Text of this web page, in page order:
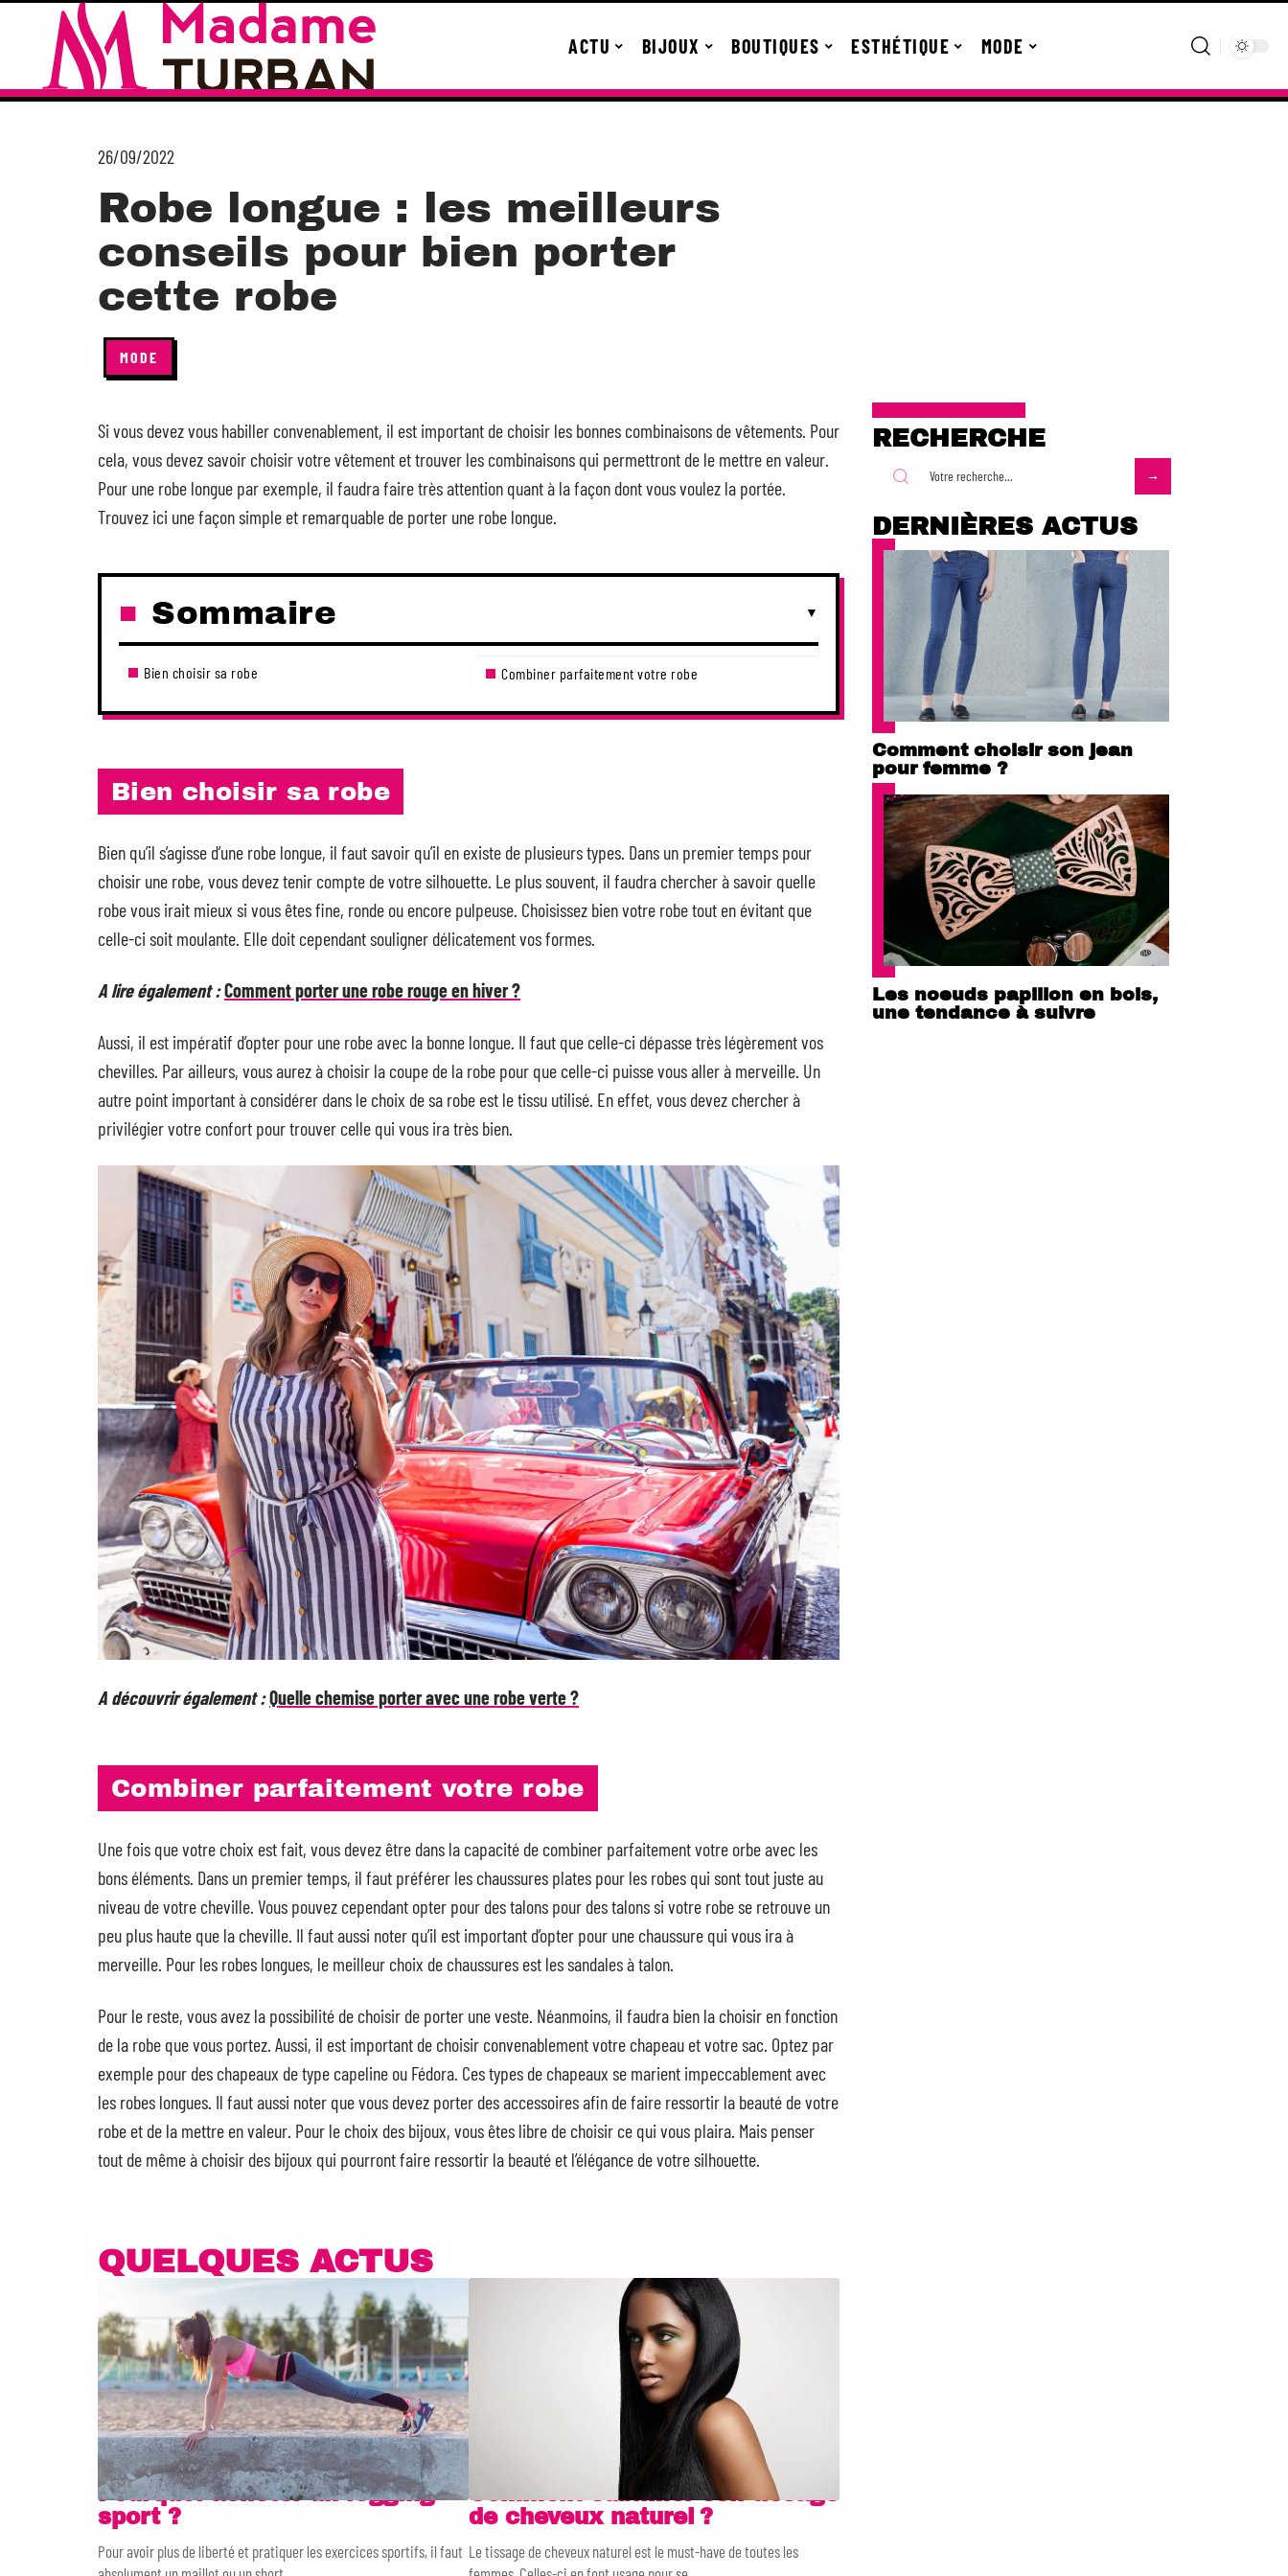
ACTU BIJOUX BOUTIQUES ESTHÉTIQUE MODE
26/09/2022
Robe longue : les meilleurs
conseils pour bien porter
cette robe
MODE
Si vous devez vous habiller convenablement, il est important de choisir les bonnes combinaisons de vêtements. Pour
cela, vous devez savoir choisir votre vêtement et trouver les combinaisons qui permettront de le mettre en valeur.
Pour une robe longue par exemple, il faudra faire très attention quant à la façon dont vous voulez la portée.
Trouvez ici une façon simple et remarquable de porter une robe longue.
Sommaire
Bien choisir sa robe Combiner parfaitement votre robe
Bien choisir sa robe
Bien qu’il s’agisse d’une robe longue, il faut savoir qu’il en existe de plusieurs types. Dans un premier temps pour
choisir une robe, vous devez tenir compte de votre silhouette. Le plus souvent, il faudra chercher à savoir quelle
robe vous irait mieux si vous êtes fine, ronde ou encore pulpeuse. Choisissez bien votre robe tout en évitant que
celle-ci soit moulante. Elle doit cependant souligner délicatement vos formes.
A lire également :Comment porter une robe rouge en hiver ?
Aussi, il est impératif d’opter pour une robe avec la bonne longue. Il faut que celle-ci dépasse très légèrement vos
chevilles. Par ailleurs, vous aurez à choisir la coupe de la robe pour que celle-ci puisse vous aller à merveille. Un
autre point important à considérer dans le choix de sa robe est le tissu utilisé. En effet, vous devez chercher à
privilégier votre confort pour trouver celle qui vous ira très bien.
A découvrir également :Quelle chemise porter avec une robe verte ?
Combiner parfaitement votre robe
Une fois que votre choix est fait, vous devez être dans la capacité de combiner parfaitement votre orbe avec les
bons éléments. Dans un premier temps, il faut préférer les chaussures plates pour les robes qui sont tout juste au
niveau de votre cheville. Vous pouvez cependant opter pour des talons pour des talons si votre robe se retrouve un
peu plus haute que la cheville. Il faut aussi noter qu’il est important d’opter pour une chaussure qui vous ira à
merveille. Pour les robes longues, le meilleur choix de chaussures est les sandales à talon.
Pour le reste, vous avez la possibilité de choisir de porter une veste. Néanmoins, il faudra bien la choisir en fonction
de la robe que vous portez. Aussi, il est important de choisir convenablement votre chapeau et votre sac. Optez par
exemple pour des chapeaux de type capeline ou Fédora. Ces types de chapeaux se marient impeccablement avec
les robes longues. Il faut aussi noter que vous devez porter des accessoires afin de faire ressortir la beauté de votre
robe et de la mettre en valeur. Pour le choix des bijoux, vous êtes libre de choisir ce qui vous plaira. Mais penser
tout de même à choisir des bijoux qui pourront faire ressortir la beauté et l’élégance de votre silhouette.
QUELQUES ACTUS
Pourquoi acheter un legging
sport ?
Pour avoir plus de liberté et pratiquer les exercices sportifs, il faut
Comment sublimer son tissage
de cheveux naturel ?
Le tissage de cheveux naturel est le must-have de toutes les
RECHERCHE
DERNIÈRES ACTUS
Comment choisir son jean
pour femme ?
Les noeuds papillon en bois,
une tendance à suivre